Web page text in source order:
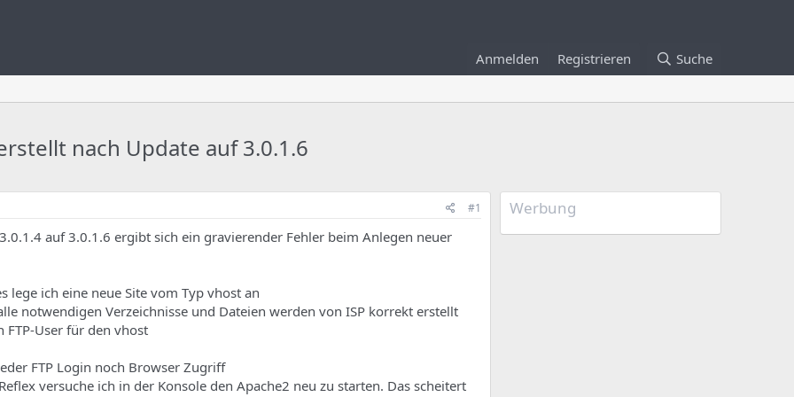
Anmelden Registrieren Suche
nach Update auf 3.0.1.6
#1
auf 3.0.1.6 ergibt sich ein gravierender Fehler beim Anlegen neuer
lege ich eine neue Site vom Typ vhost an
notwendigen Verzeichnisse und Dateien werden von ISP korrekt erstellt
FTP-User für den vhost
FTP Login noch Browser Zugriff
versuche ich in der Konsole den Apache2 neu zu starten. Das scheitert
Werbung